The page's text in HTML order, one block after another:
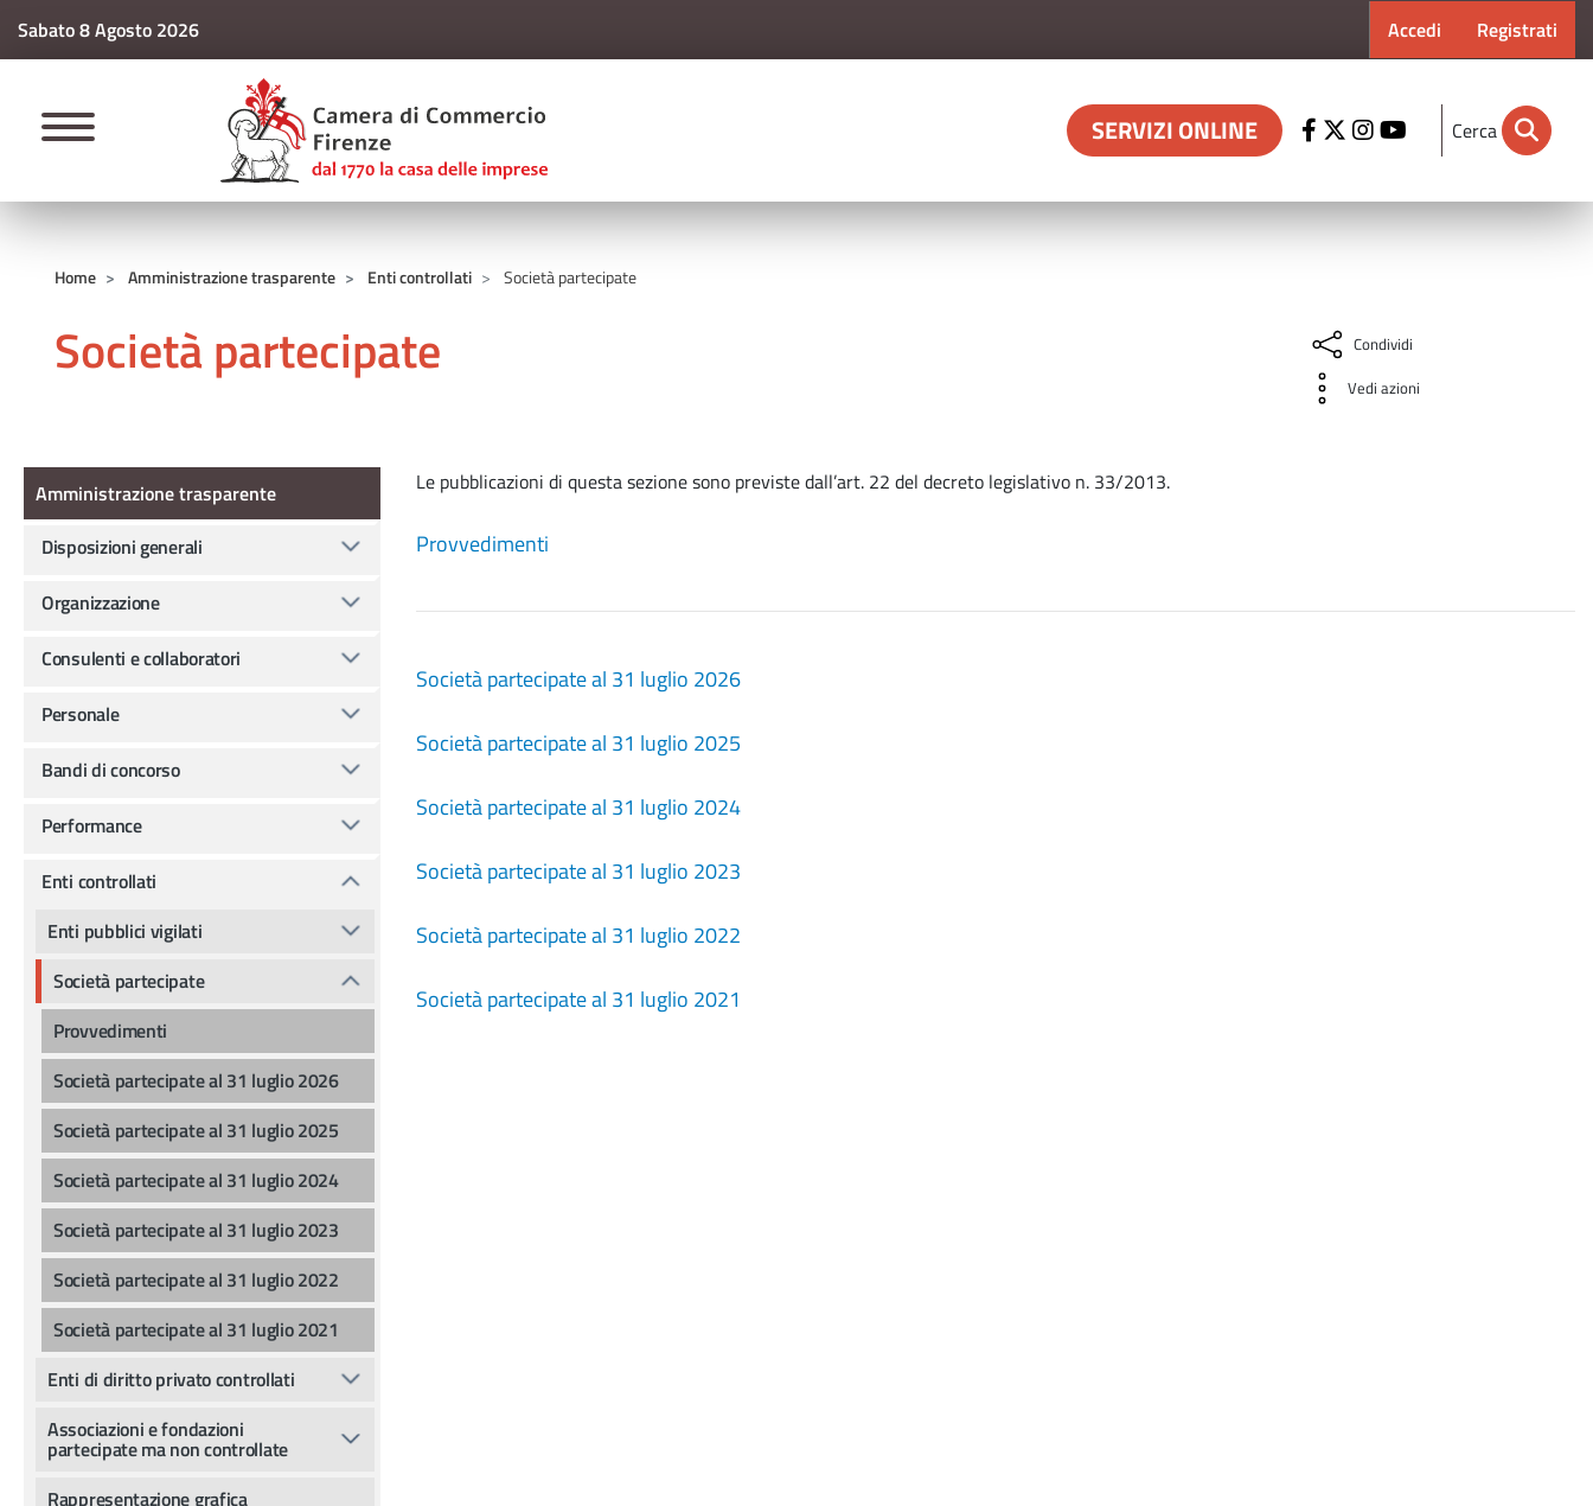
Sabato 8 Agosto 2026 Menu profilo
Accedi Registrati
CAMERE DI COMMERCIO D'ITALIA
SERVIZI ONLINE Cerca
Home Amministrazione trasparente Enti controllati Società partecipate
Società partecipate
Condividi
Vedi azioni
Le pubblicazioni di questa sezione sono previste dall’art. 22 del decreto legislativo n. 33/2013.
Provvedimenti
Società partecipate al 31 luglio 2026
Società partecipate al 31 luglio 2025
Società partecipate al 31 luglio 2024
Società partecipate al 31 luglio 2023
Società partecipate al 31 luglio 2022
Società partecipate al 31 luglio 2021
Amministrazione Trasparente
Amministrazione trasparente
Disposizioni generali
Organizzazione
Consulenti e collaboratori
Personale
Bandi di concorso
Performance
Enti controllati
Enti pubblici vigilati
Società partecipate
Provvedimenti
Società partecipate al 31 luglio 2026
Società partecipate al 31 luglio 2025
Società partecipate al 31 luglio 2024
Società partecipate al 31 luglio 2023
Società partecipate al 31 luglio 2022
Società partecipate al 31 luglio 2021
Enti di diritto privato controllati
Associazioni e fondazioni
partecipate ma non controllate
Rappresentazione grafica